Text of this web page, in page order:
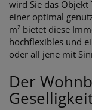
wird Sie das Objekt
einer optimal
m² bietet diese
hochflexibles und
oder all jene mit
Der